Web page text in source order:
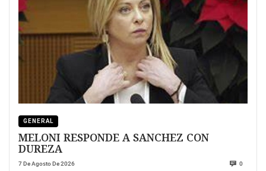
GENERAL
MELONI RESPONDE A SANCHEZ CON
DUREZA
7 De Agosto De 2026 0